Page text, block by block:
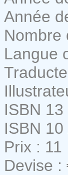
Année
Nombre
Langue
ISBN
ISBN
Prix : 11
Devise :